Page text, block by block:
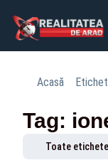
Acasă
Tag:
Toate